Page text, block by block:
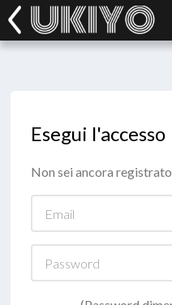
Esegui l'accesso
Non sei ancora